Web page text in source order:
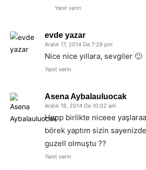
Yanıt verin
evde yazar
Aralık 17, 2014 De 7:29 pm
Nice nice yıllara, sevgiler 🙂
Yanıt verin
Asena Aybalauluocak
Aralık 18, 2014 De 10:02 am
Hepp birlikte niceee
börek yaptım sizin
guzell olmuştu ??
Yanıt verin